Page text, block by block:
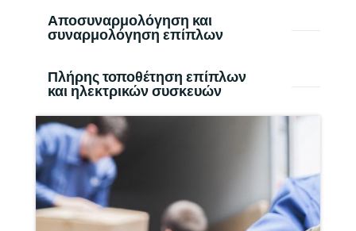
Αποσυναρμολόγηση και
συναρμολόγηση επίπλων
Πλήρης τοποθέτηση επίπλων
και ηλεκτρικών συσκευών